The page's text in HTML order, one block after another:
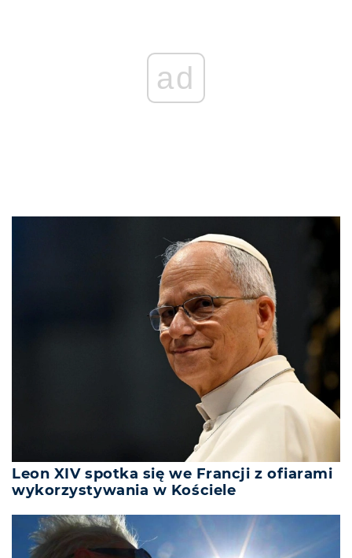
ad
Leon XIV spotka się we Francji z ofiarami
wykorzystywania w Kościele